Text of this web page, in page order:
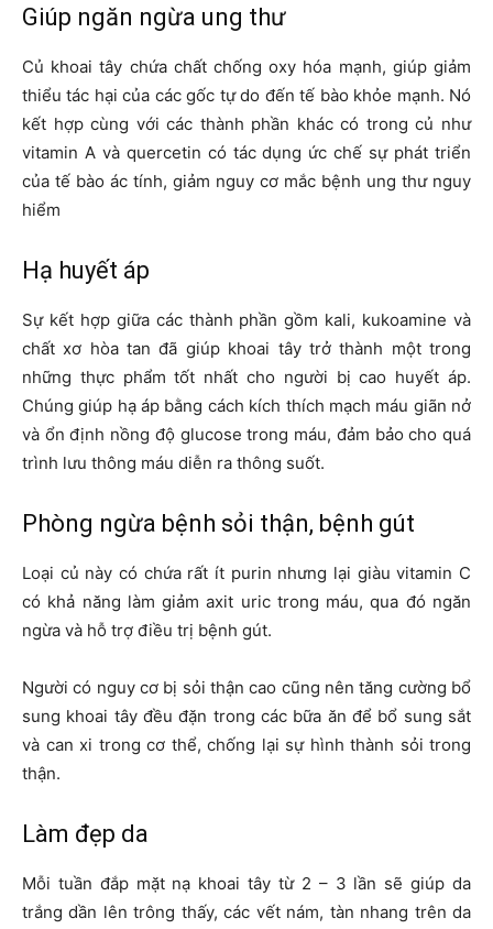
Giúp ngăn ngừa ung thư
Củ khoai tây chứa chất chống oxy hóa mạnh, giúp giảm
thiểu tác hại của các gốc tự do đến tế bào khỏe mạnh. Nó
kết hợp cùng với các thành phần khác có trong củ như
vitamin A và quercetin có tác dụng ức chế sự phát triển
của tế bào ác tính, giảm nguy cơ mắc bệnh ung thư nguy
hiểm
Hạ huyết áp
Sự kết hợp giữa các thành phần gồm kali, kukoamine và
chất xơ hòa tan đã giúp khoai tây trở thành một trong
những thực phẩm tốt nhất cho người bị cao huyết áp.
Chúng giúp hạ áp bằng cách kích thích mạch máu giãn nở
và ổn định nồng độ glucose trong máu, đảm bảo cho quá
trình lưu thông máu diễn ra thông suốt.
Phòng ngừa bệnh sỏi thận, bệnh gút
Loại củ này có chứa rất ít purin nhưng lại giàu vitamin C
có khả năng làm giảm axit uric trong máu, qua đó ngăn
ngừa và hỗ trợ điều trị bệnh gút.
Người có nguy cơ bị sỏi thận cao cũng nên tăng cường bổ
sung khoai tây đều đặn trong các bữa ăn để bổ sung sắt
và can xi trong cơ thể, chống lại sự hình thành sỏi trong
thận.
Làm đẹp da
Mỗi tuần đắp mặt nạ khoai tây từ 2 – 3 lần sẽ giúp da
trắng dần lên trông thấy, các vết nám, tàn nhang trên da